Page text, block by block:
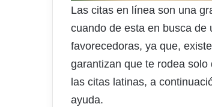
Las citas en línea son una
cuando de esta en busca
favorecedoras, ya que,
garantizan que te rodea
las citas latinas, a
ayuda.